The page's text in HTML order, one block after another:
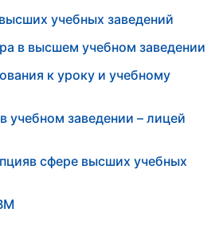
учебных заведений
в высшем учебном заведении
к уроку и учебному
учебном заведении – лицей
сфере высших учебных